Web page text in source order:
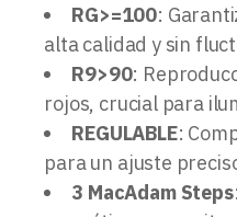
RG>=100:
alta calidad y sin
R9>90:
rojos, crucial para
REGULABLE:
para un ajuste
3 MacAdam Steps